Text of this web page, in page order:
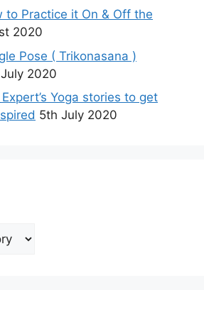
to Practice it On & Off the
2020
Pose ( Trikonasana )
2020
Yoga stories to get
5th July 2020